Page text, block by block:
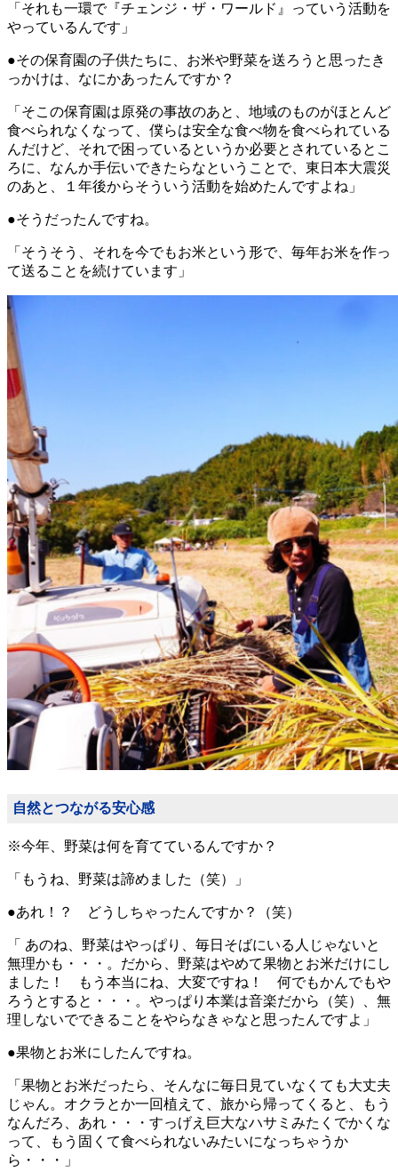
「それも一環で『チェンジ・ザ・ワールド』っていう活動を
やっているんです」
●その保育園の子供たちに、お米や野菜を送ろうと思ったき
っかけは、なにかあったんですか？
「そこの保育園は原発の事故のあと、地域のものがほとんど
食べられなくなって、僕らは安全な食べ物を食べられている
んだけど、それで困っているというか必要とされているとこ
ろに、なんか手伝いできたらなということで、東日本大震災
のあと、１年後からそういう活動を始めたんですよね」
●そうだったんですね。
「そうそう、それを今でもお米という形で、毎年お米を作っ
て送ることを続けています」
自然とつながる安心感
※今年、野菜は何を育てているんですか？
「もうね、野菜は諦めました（笑）」
●あれ！？ どうしちゃったんですか？（笑）
「 あのね、野菜はやっぱり、毎日そばにいる人じゃないと
無理かも・・・。だから、野菜はやめて果物とお米だけにし
ました！ もう本当にね、大変ですね！ 何でもかんでもや
ろうとすると・・・。やっぱり本業は音楽だから（笑）、無
理しないでできることをやらなきゃなと思ったんですよ」
●果物とお米にしたんですね。
「果物とお米だったら、そんなに毎日見ていなくても大丈夫
じゃん。オクラとか一回植えて、旅から帰ってくると、もう
なんだろ、あれ・・・すっげえ巨大なハサミみたくでかくな
って、もう固くて食べられないみたいになっちゃうか
ら・・・」